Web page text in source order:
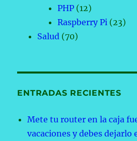
PHP (12)
Raspberry Pi (23)
Salud (70)
ENTRADAS RECIENTES
Mete tu router en la caja
vacaciones y debes dejarlo